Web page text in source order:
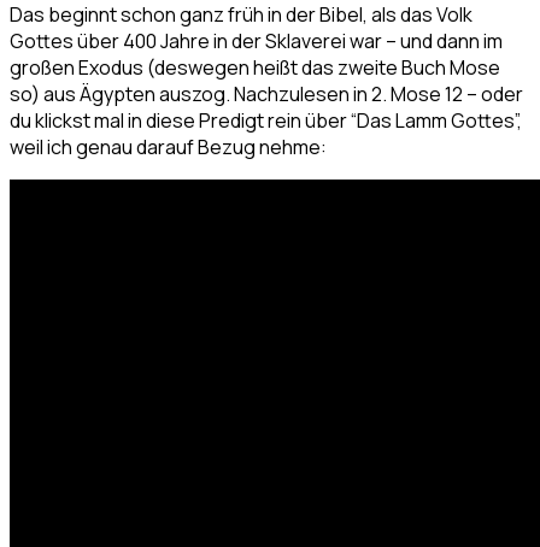
Das beginnt schon ganz früh in der Bibel, als das Volk
Gottes über 400 Jahre in der Sklaverei war – und dann im
großen Exodus (deswegen heißt das zweite Buch Mose
so) aus Ägypten auszog. Nachzulesen in 2. Mose 12 – oder
du klickst mal in diese Predigt rein über “Das Lamm Gottes”,
weil ich genau darauf Bezug nehme: